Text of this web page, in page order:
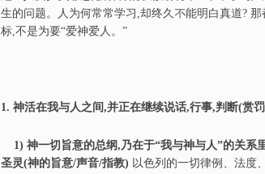
生的问题。人为何常常学习,却终久不能明白真道?
标,不是为要“爱神爱人。”
1. 神活在我与人之间,并正在继续说话,行事,判断(赏罚
1) 神一切旨意的总纲,乃在于“我与神与人”的关
圣灵(神的旨意/声音/指教) 以色列的一切律例、法度